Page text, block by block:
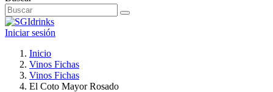
Iniciar sesión
Inicio
Vinos Fichas
Vinos Fichas
El Coto Mayor Rosado